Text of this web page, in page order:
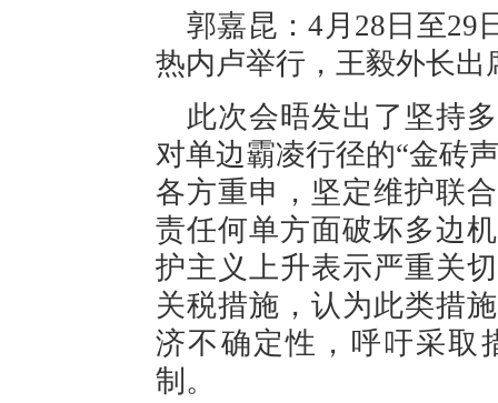
郭嘉昆：4月28日至29
热内卢举行，王毅外长出
此次会晤发出了坚持
对单边霸凌行径的“金砖
各方重申，坚定维护联
责任何单方面破坏多边
护主义上升表示严重关
关税措施，认为此类措
济不确定性，呼吁采取
制。